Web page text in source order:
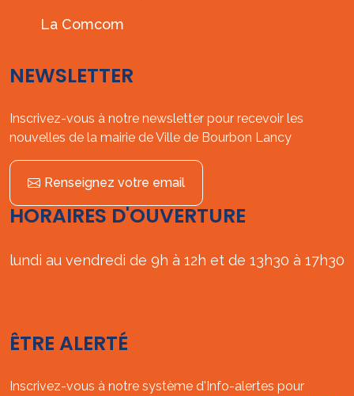
La Comcom
NEWSLETTER
Inscrivez-vous à notre newsletter pour recevoir les
nouvelles de la mairie de Ville de Bourbon Lancy
Renseignez votre email
HORAIRES D'OUVERTURE
lundi au vendredi de 9h à 12h et de 13h30 à 17h30
ÊTRE ALERTÉ
Inscrivez-vous à notre système d'Info-alertes pour